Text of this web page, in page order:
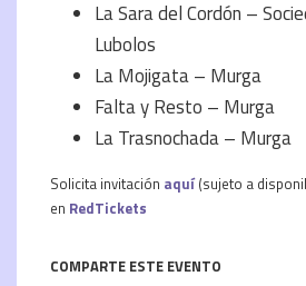
La Sara del Cordón –
Lubolos
La Mojigata – Murga
Falta y Resto – Murga
La Trasnochada – Murga
Solicita invitación aquí (sujeto a
en RedTickets
COMPARTE ESTE EVENTO